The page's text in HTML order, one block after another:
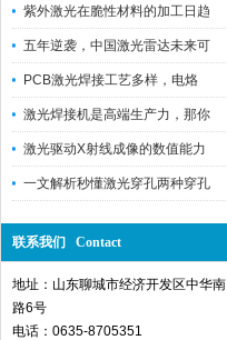
紫外激光在脆性材料的加工日趋
五年逆袭，中国激光雷达未来可
PCB激光焊接工艺多样，电烙
激光焊接机是高端生产力，那你
激光驱动X射线成像的数值能力
一文解析秒懂激光穿孔两种穿孔
联系我们 Contact
地址：山东聊城市经济开发区中华南
路6号
电话：0635-8705351